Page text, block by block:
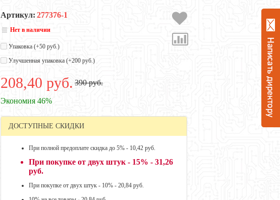
Артикул: 277376-1
Нет в наличии
Упаковка (+50 руб.)
Улучшенная упаковка (+200 руб.)
208,40 руб. 390 руб.
Экономия 46%
ДОСТУПНЫЕ СКИДКИ
При полной предоплате скидка до 5% - 10,42 руб.
При покупке от двух штук - 15% - 31,26
руб.
При покупке от двух штук - 10% - 20,84 руб.